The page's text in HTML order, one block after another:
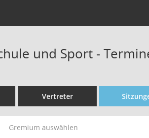
und Sport -
Vertreter
Gremium auswählen